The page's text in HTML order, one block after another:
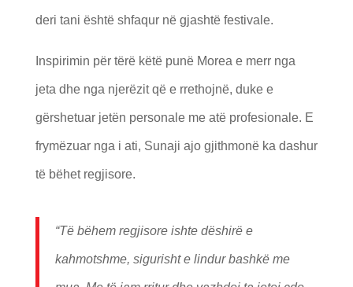
deri tani është shfaqur në gjashtë festivale.
Inspirimin për tërë këtë punë Morea e merr nga
jeta dhe nga njerëzit që e rrethojnë, duke e
gërshetuar jetën personale me atë profesionale. E
frymëzuar nga i ati, Sunaji ajo gjithmonë ka dashur
të bëhet regjisore.
“Të bëhem regjisore ishte dëshirë e
kahmotshme, sigurisht e lindur bashkë me